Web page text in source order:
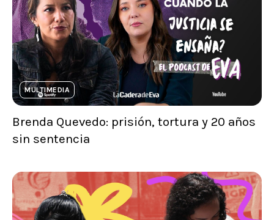
MULTIMEDIA
Brenda Quevedo: prisión, tortura y 20 años
sin sentencia